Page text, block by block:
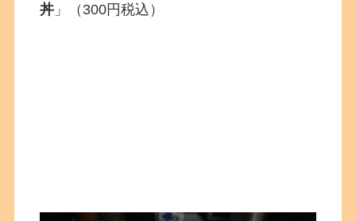
丼 」（300円税込）